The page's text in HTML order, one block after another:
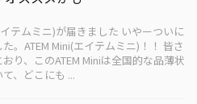
イテムミニ)が届きました いやーついに
。ATEM Mini(エイテムミニ)！！ 皆さ
り、このATEM Miniは全国的な品薄状
、どこにも ...